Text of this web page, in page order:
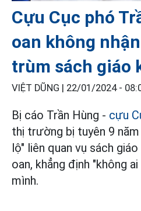
Cựu Cục phó
oan không
trùm sách giáo
VIỆT DŨNG | 22/01/2024 -
Bị cáo Trần Hùng - cựu
thị trường bị tuyên 9
lộ" liên quan vụ sách
oan, khẳng định "không
mình.